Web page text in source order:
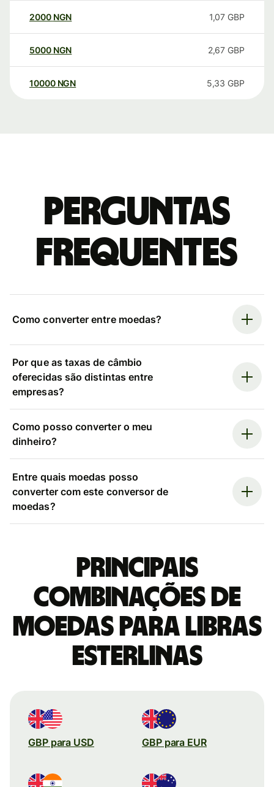
2000 NGN 1,07 GBP
5000 NGN 2,67 GBP
10000 NGN 5,33 GBP
Perguntas
frequentes
Como converter entre moedas?
Por que as taxas de câmbio
oferecidas são distintas entre
empresas?
Como posso converter o meu
dinheiro?
Entre quais moedas posso
converter com este conversor de
moedas?
Principais
combinações de
moedas para Libras
esterlinas
GBP para USD GBP para EUR